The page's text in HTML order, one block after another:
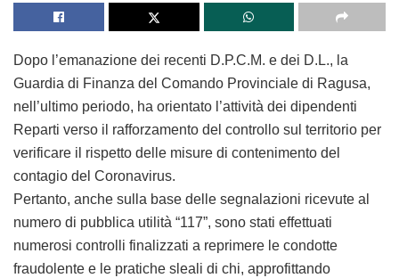
Dopo l’emanazione dei recenti D.P.C.M. e dei D.L., la
Guardia di Finanza del Comando Provinciale di Ragusa,
nell’ultimo periodo, ha orientato l’attività dei dipendenti
Reparti verso il rafforzamento del controllo sul territorio per
verificare il rispetto delle misure di contenimento del
contagio del Coronavirus.
Pertanto, anche sulla base delle segnalazioni ricevute al
numero di pubblica utilità “117”, sono stati effettuati
numerosi controlli finalizzati a reprimere le condotte
fraudolente e le pratiche sleali di chi, approfittando